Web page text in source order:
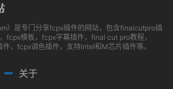
）是专门分享fcpx插件的网站，包含finalcutpro插
fcpx模板，fcpx字幕插件，final cut pro教程，
，fcpx调色插件，支持Intel和M芯片插件等。
关于